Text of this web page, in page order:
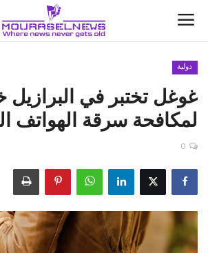
الأخبار
كتّابنا
اقتصاد
علوم وتكنولوجيا
دولية
غوغل تختبر في البرازيل
لمكافحة سرقة الهواتف
0